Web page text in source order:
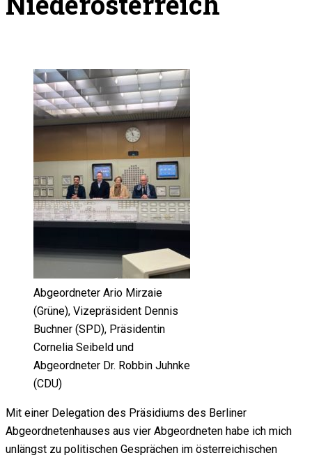
Abgeordneter Ario Mirzaie
(Grüne), Vizepräsident Dennis
Buchner (SPD), Präsidentin
Cornelia Seibeld und
Abgeordneter Dr. Robbin Juhnke
(CDU)
Mit einer Delegation des Präsidiums des Berliner
Abgeordnetenhauses aus vier Abgeordneten habe ich mich
unlängst zu politischen Gesprächen im österreichischen